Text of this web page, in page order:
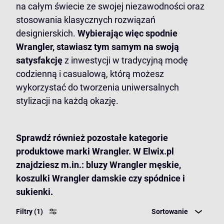
na całym świecie ze swojej niezawodności oraz
stosowania klasycznych rozwiązań
designierskich. Wybierając więc spodnie
Wrangler, stawiasz tym samym na swoją
satysfakcjęz inwestycji w tradycyjną modę
codzienną i casualową, którą możesz
wykorzystać do tworzenia uniwersalnych
stylizacji na każdą okazję.
Sprawdź również pozostałe kategorie
produktowe marki Wrangler. W Elwix.pl
znajdziesz m.in.: bluzy Wrangler męskie,
koszulki Wrangler damskieczyspódnice i
sukienki.
Filtry(1) Sortowanie